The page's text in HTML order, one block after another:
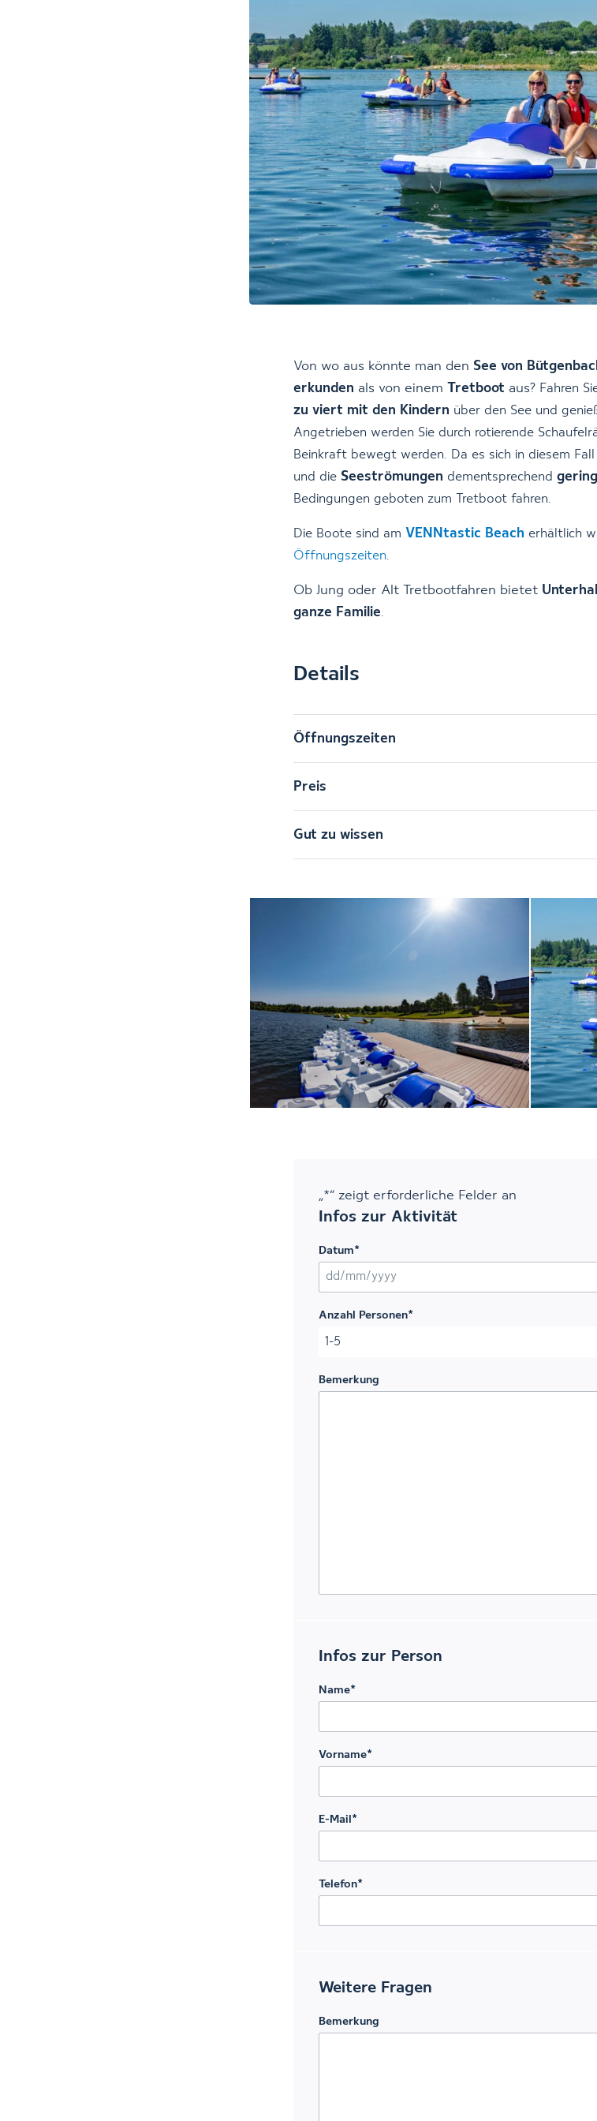
Von wo aus könnte man den See von
erkunden als von einem Tretboot aus? Fahren
zu viert mit den Kindern über den See und
Angetrieben werden Sie durch rotierende
Beinkraft bewegt werden. Da es sich in diesem Fall
und die Seeströmungen dementsprechend gering
Bedingungen geboten zum Tretboot fahren.
Die Boote sind am VENNtastic Beach erhältlich
Öffnungszeiten.
Ob Jung oder Alt Tretbootfahren bietet
ganze Familie.
Details
Öffnungszeiten
Preis
Gut zu wissen
„*“ zeigt erforderliche Felder an
Infos zur Aktivität
Datum*
TT Schrägstrich MM Schrägstrich JJJJ
Anzahl Personen*
Bemerkung
Infos zur Person
Name*
Vorname*
E-Mail *
Telefon*
Weitere Fragen
Bemerkung